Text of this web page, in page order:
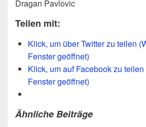
Dragan Pavlovic
Teilen mit:
Klick, um über Twitter zu teilen
Fenster geöffnet)
Klick, um auf Facebook zu
Fenster geöffnet)
Ähnliche Beiträge